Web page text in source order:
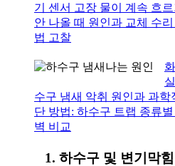
기 센서 고장 물이 계속 흐
안 나올 때 원인과 교체 수
법 고찰
수구 냄새 악취 원인과 과학
단 방법: 하수구 트랩 종류
벽 비교
1. 하수구 및 변기막